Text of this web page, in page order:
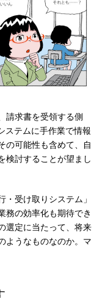
請求書を受領する側
ステムに手作業で情報
の可能性も含めて、自
検討することが望まし
受け取りシステム」
務の効率化も期待でき
選定に当たって、将来
ようなものなのか。マ